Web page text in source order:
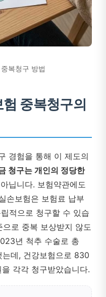
복청구 방법
중복청구의
경험을 통해 이 제도의
청구는 개인의 정당한
닙니다. 보험약관에도
손보험은 보험료 납부
적으로 청구할 수 있습
로 중복 보상받지 않도
년 척추 수술로 총
데, 건강보험으로 830
각각 청구받았습니다.